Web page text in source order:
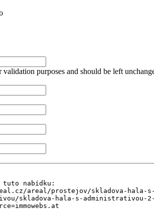
purposes and should be left